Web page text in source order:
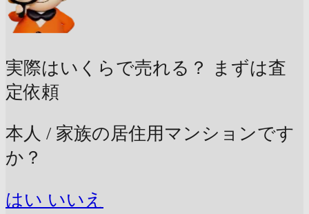
実際はいくらで売れる？
まずは査
定依頼
本人 / 家族の居住用マンションです
か？
はい いいえ